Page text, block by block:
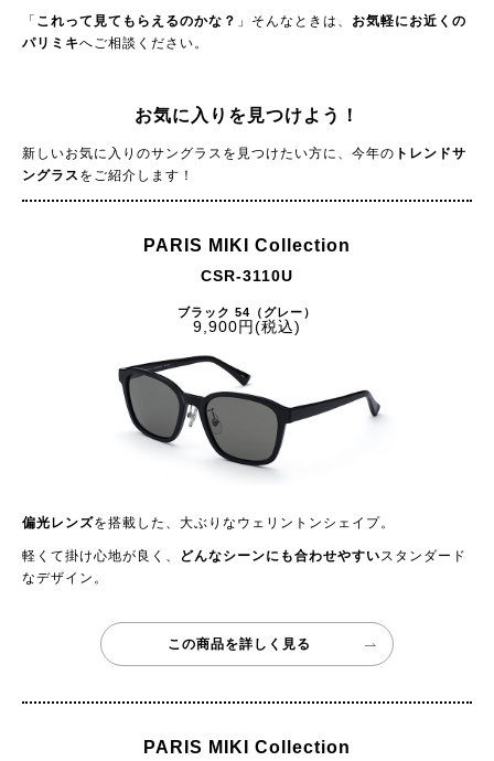
「 これって見てもらえるのかな？ 」そんなときは、 お気軽にお近くの
パリミキへご相談ください。
お気に入りを見つけよう！
新しいお気に入りのサングラスを見つけたい方に、今年の トレンドサ
ングラス をご紹介します！
PARIS MIKI Collection
CSR-3110U
ブラック 54（グレー）
9,900円(税込)
偏光レンズを搭載した、大ぶりなウェリントンシェイプ。
軽くて掛け心地が良く、 どんなシーンにも合わせやすいスタンダード
なデザイン。
この商品を詳しく見る
PARIS MIKI Collection